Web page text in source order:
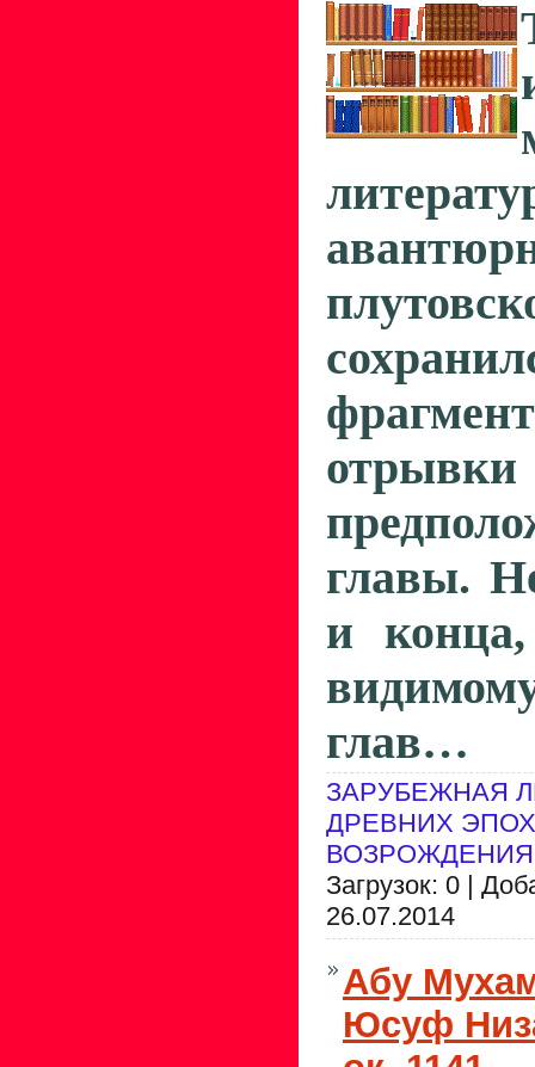
главы.
и
глав…
ЗАРУБЕЖНАЯ
ДРЕВНИХ
ВОЗРОЖДЕНИЯ
Загрузок: 0 |
26.07.2014
Абу
Юсуф